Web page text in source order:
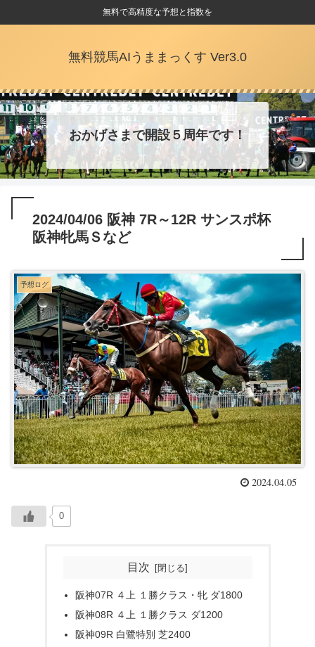
無料で高精度な予想と指数を
無料競馬AIうままっくす Ver3.0
おかげさまで開設５周年です！
2024/04/06 阪神 7R～12R サンスポ杯
阪神牝馬Ｓなど
予想ログ
2024.04.05
0
目次
阪神07R ４上 １勝クラス・牝 ダ1800
阪神08R ４上 １勝クラス ダ1200
阪神09R 白鷺特別 芝2400